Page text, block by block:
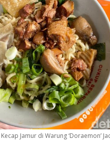
Jamur di Warung ‘Doraemon’